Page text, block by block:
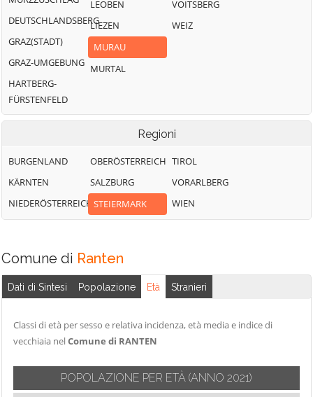
DEUTSCHLANDSBERG
GRAZ(STADT)
GRAZ-UMGEBUNG
HARTBERG-
FÜRSTENFELD
LEOBEN
LIEZEN
MURAU
MURTAL
VOITSBERG
WEIZ
Regioni
BURGENLAND
KÄRNTEN
NIEDERÖSTERREICH
OBERÖSTERREICH
SALZBURG
STEIERMARK
TIROL
VORARLBERG
WIEN
Comune di Ranten
Dati di Sintesi Popolazione Età Stranieri
Classi di età per sesso e relativa incidenza, età media e indice di
vecchiaia nelComune di RANTEN
POPOLAZIONE PER ETÀ (ANNO 2021)